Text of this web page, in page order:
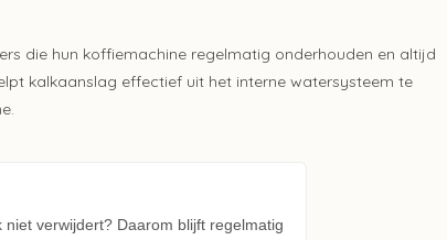
die hun koffiemachine regelmatig onderhouden en altijd
kalkaanslag effectief uit het interne watersysteem te
verwijdert? Daarom blijft regelmatig